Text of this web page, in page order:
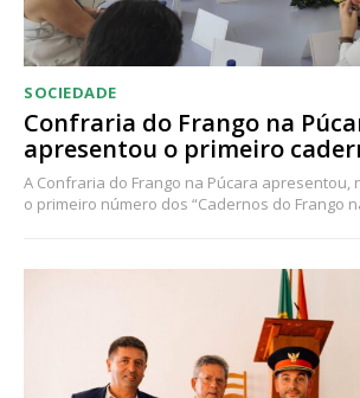
SOCIEDADE
Confraria do Frango na
apresentou o primeiro
A Confraria do Frango na Púcara apresentou,
o primeiro número dos “Cadernos do Frango